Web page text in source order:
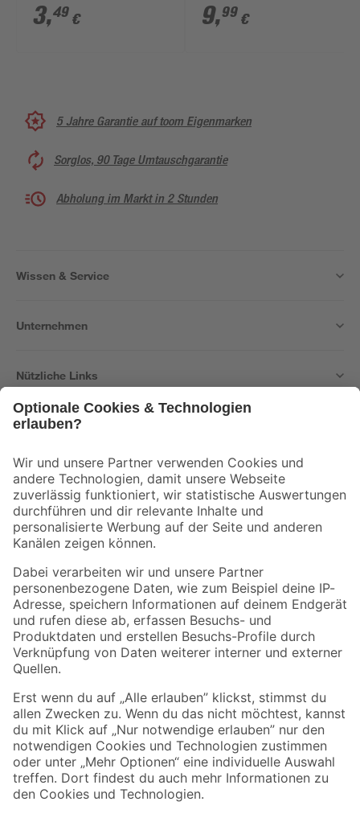
3,49 €
teilig
9,99 €
5 Jahre Garantie auf toom Eigenmarken
Sorglos, 90 Tage Umtauschgarantie
Abholung im Markt in 2 Stunden
Wissen & Service
Unternehmen
Nützliche Links
Der toom Newsletter: Keine Angebote und Aktionen mehr verpassen!
Zur Newsletter Anmeldung
Folge uns
Zahlungsarten Versandarten
Sicher einkaufen
Jetzt die toom-App herunterladen